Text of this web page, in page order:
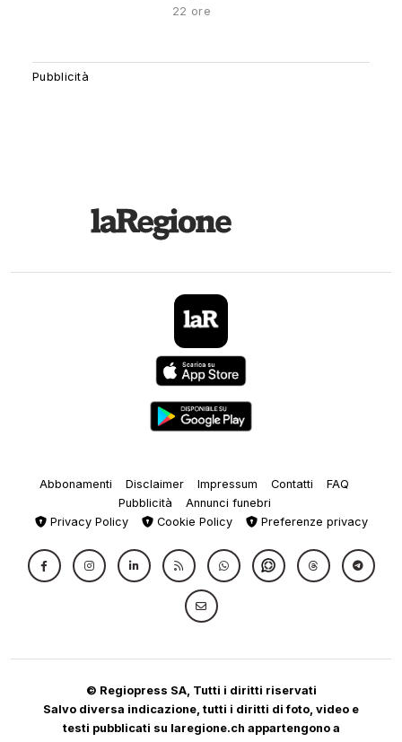
22 ore
Abbonamenti Disclaimer Impressum Contatti
FAQ
Pubblicità
Annunci funebri
Privacy Policy
Cookie Policy Preferenze privacy
© Regiopress SA, Tutti i diritti riservati
Salvo diversa indicazione, tutti i diritti di foto, video e
testi pubblicati su laregione.ch appartengono a